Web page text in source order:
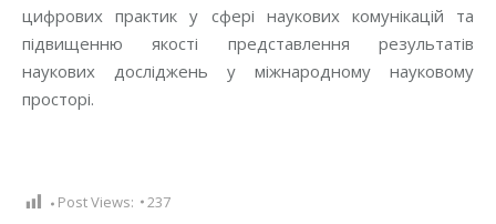
цифрових практик у сфері наукових комунікацій та
підвищенню якості представлення результатів
наукових досліджень у міжнародному науковому
просторі.
Post Views: 237